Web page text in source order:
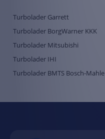
Turbolader Garrett
Turbolader BorgWarner KKK
Turbolader Mitsubishi
Turbolader IHI
Turbolader BMTS Bosch-Mahle